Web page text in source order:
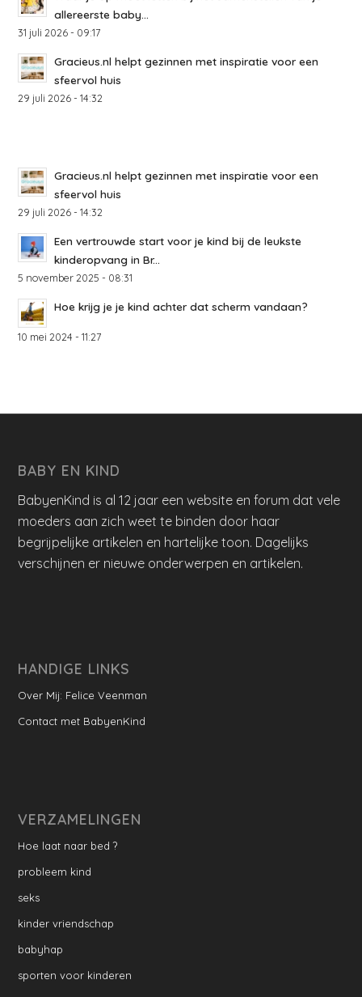
allereerste baby...
31 juli 2026 - 09:17
Gracieus.nl helpt gezinnen met inspiratie voor een
sfeervol huis
29 juli 2026 - 14:32
Gracieus.nl helpt gezinnen met inspiratie voor een
sfeervol huis
29 juli 2026 - 14:32
Een vertrouwde start voor je kind bij de leukste
kinderopvang in Br...
5 november 2025 - 08:31
Hoe krijg je je kind achter dat scherm vandaan?
10 mei 2024 - 11:27
BABY EN KIND
BabyenKind is al 12 jaar een website en forum dat vele
moeders aan zich weet te binden door haar
begrijpelijke artikelen en hartelijke toon. Dagelijks
verschijnen er nieuwe onderwerpen en artikelen.
HANDIGE LINKS
Over Mij: Felice Veenman
Contact met BabyenKind
VERZAMELINGEN
Hoe laat naar bed ?
probleem kind
seks
kinder vriendschap
babyhap
sporten voor kinderen